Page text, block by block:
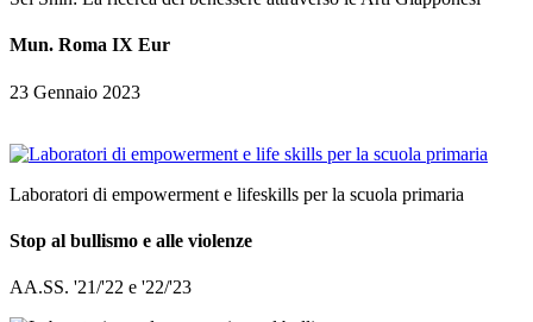
Mun. Roma IX Eur
23 Gennaio 2023
Laboratori di empowerment e lifeskills per la scuola primaria
Stop al bullismo e alle violenze
AA.SS. '21/'22 e '22/'23